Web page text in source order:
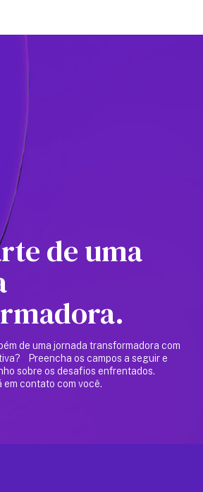
de uma
de uma jornada transformadora com
Preencha os campos a seguir e
sobre os desafios enfrentados.
em contato com você.